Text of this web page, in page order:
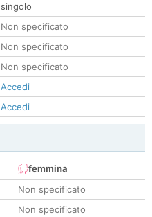
singolo
Non specificato
Non specificato
Non specificato
Accedi
Accedi
femmina
Non specificato
Non specificato